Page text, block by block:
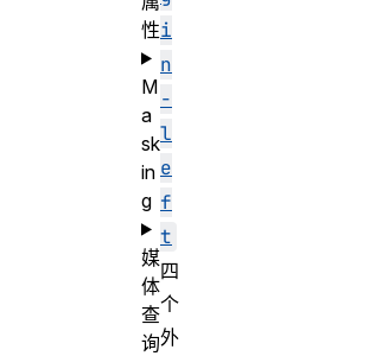
i
n
-
l
e
f
t
四
个
外
性
M
a
sk
in
g
媒
体
查
询